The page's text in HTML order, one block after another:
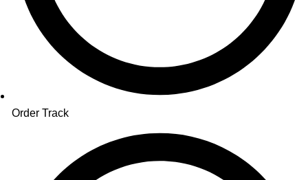
Order Track